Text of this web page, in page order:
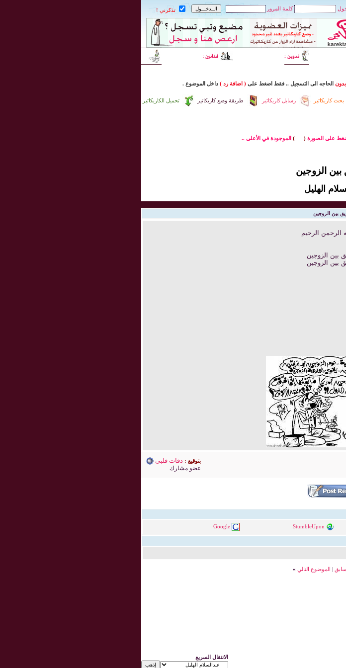
كلمة المرور تذكرني !
بدون الحاجه الى التسجيل .. فقط اضغط على ( اضافة رد ) داخل الموضوع .
تحميل الكاريكاتير طريقة وضع كاريكاتير رسايل كاريكاتير بحث كاريكاتير
اضغط على الصورة(
) الموجودة في الأعلى ..
بين الزوجين
الهليل
بين الزوجين
الرحمن الرحيم
بين الزوجين
بين الزوجين
بتوقيع : دقات قلبي
عضو مشارك
StumbleUpon
Google
| الموضوع التالي »
الانتقال السريع